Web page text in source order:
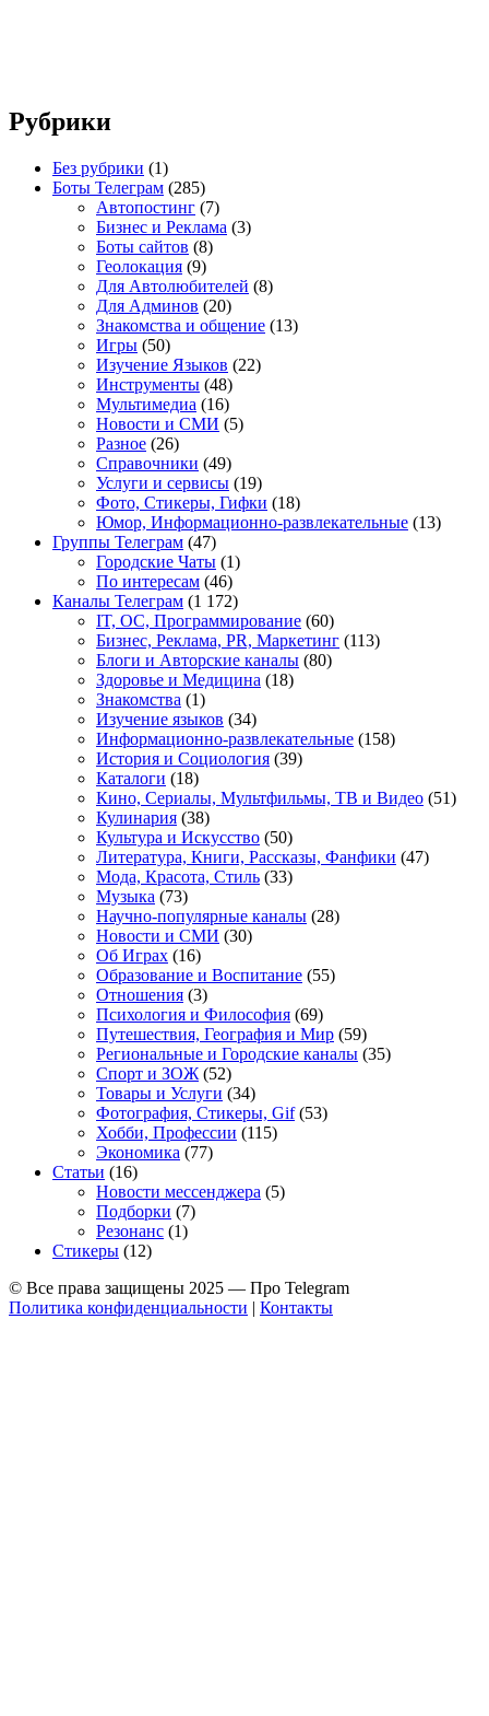
Рубрики
Без рубрики (1)
Боты Телеграм (285)
Автопостинг (7)
Бизнес и Реклама (3)
Боты сайтов (8)
Геолокация (9)
Для Автолюбителей (8)
Для Админов (20)
Знакомства и общение (13)
Игры (50)
Изучение Языков (22)
Инструменты (48)
Мультимедиа (16)
Новости и СМИ (5)
Разное (26)
Справочники (49)
Услуги и сервисы (19)
Фото, Стикеры, Гифки (18)
Юмор, Информационно-развлекательные (13)
Группы Телеграм (47)
Городские Чаты (1)
По интересам (46)
Каналы Телеграм (1 172)
IT, ОС, Программирование (60)
Бизнес, Реклама, PR, Маркетинг (113)
Блоги и Авторские каналы (80)
Здоровье и Медицина (18)
Знакомства (1)
Изучение языков (34)
Информационно-развлекательные (158)
История и Социология (39)
Каталоги (18)
Кино, Сериалы, Мультфильмы, ТВ и Видео (51)
Кулинария (38)
Культура и Искусство (50)
Литература, Книги, Рассказы, Фанфики (47)
Мода, Красота, Стиль (33)
Музыка (73)
Научно-популярные каналы (28)
Новости и СМИ (30)
Об Играх (16)
Образование и Воспитание (55)
Отношения (3)
Психология и Философия (69)
Путешествия, География и Мир (59)
Региональные и Городские каналы (35)
Спорт и ЗОЖ (52)
Товары и Услуги (34)
Фотография, Стикеры, Gif(53)
Хобби, Профессии (115)
Экономика (77)
Статьи (16)
Новости мессенджера (5)
Подборки (7)
Резонанс (1)
Стикеры (12)
© Все права защищены 2025 — Про Telegram
Политика конфиденциальности | Контакты